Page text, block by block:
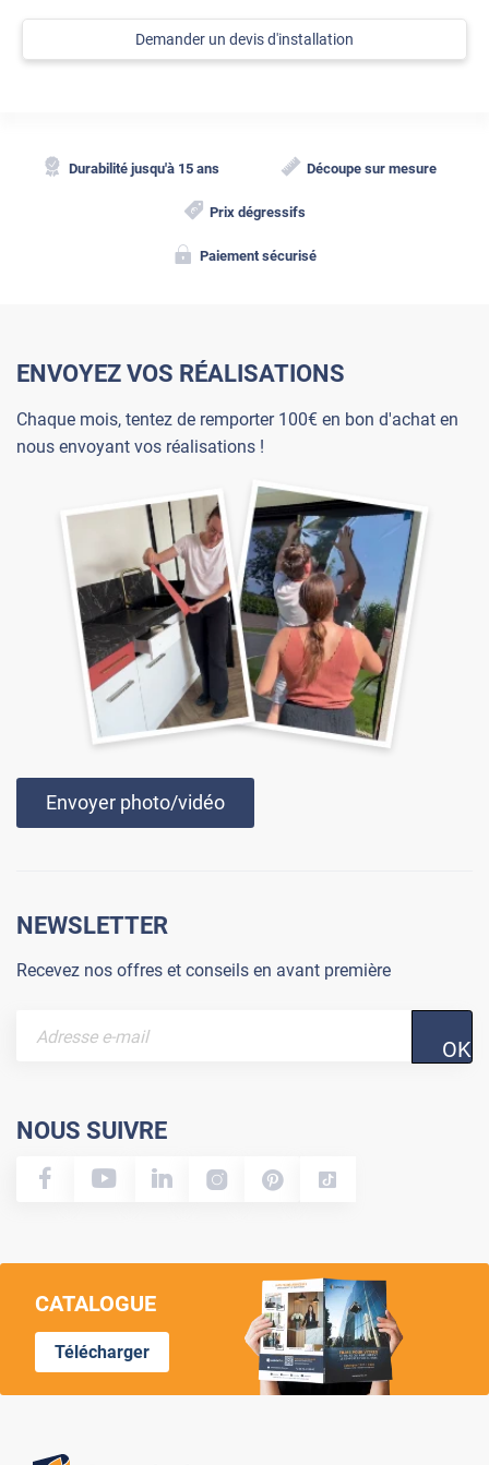
Demander un devis d'installation
Durabilité jusqu'à 15 ans Découpe sur mesure
Prix dégressifs
Paiement sécurisé
ENVOYEZ VOS RÉALISATIONS
Chaque mois, tentez de remporter 100€ en bon d'achat en
nous envoyant vos réalisations !
Envoyer photo/vidéo
NEWSLETTER
Recevez nos offres et conseils en avant première
OK
NOUS SUIVRE
CATALOGUE
Télécharger